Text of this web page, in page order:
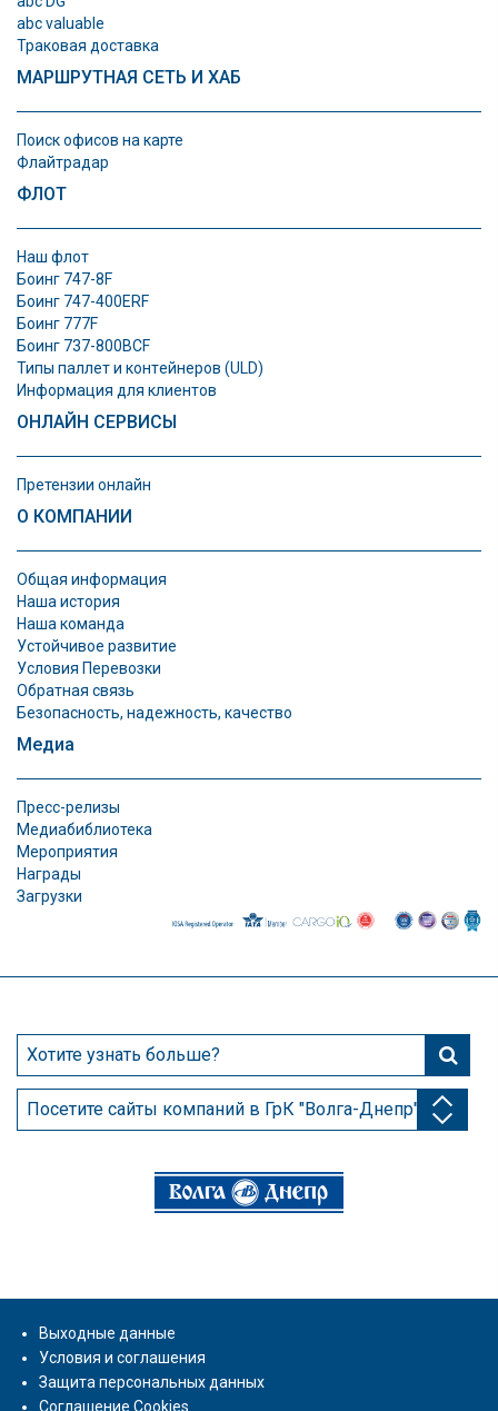
abc valuable
Траковая доставка
МАРШРУТНАЯ СЕТЬ И ХАБ
Поиск офисов на карте
Флайтрадар
ФЛОТ
Наш флот
Боинг 747-8F
Боинг 747-400ERF
Боинг 777F
Боинг 737-800BCF
Типы паллет и контeйнеров (ULD)
Информация для клиентов
ОНЛАЙН СЕРВИСЫ
Претензии онлайн
О КОМПАНИИ
Общая информация
Наша история
Наша команда
Устойчивое развитие
Условия Перевозки
Обратная связь
Безопасность, надежность, качество
Медиа
Пресс-релизы
Медиабиблиотека
Мероприятия
Награды
Загрузки
Посетите сайты компаний в ГрК "Волга-Днепр"
Выходные данные
Условия и соглашения
Защита персональных данных
Соглашение Cookies